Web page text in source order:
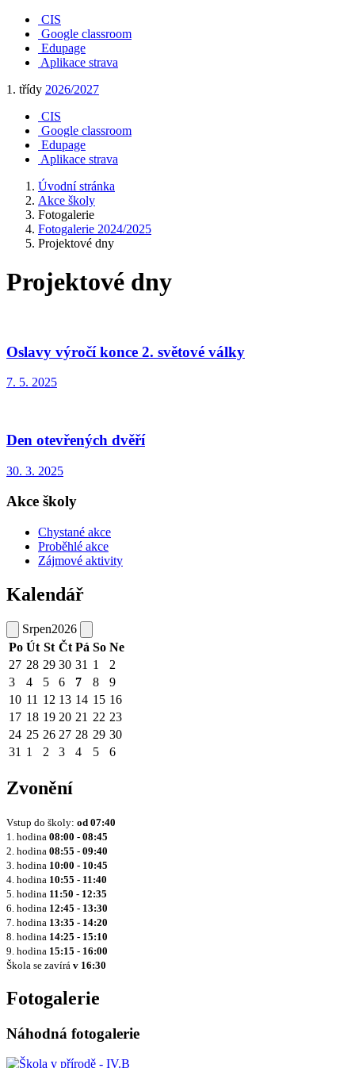
CIS
Google classroom
Edupage
Aplikace strava
1. třídy 2026/2027
CIS
Google classroom
Edupage
Aplikace strava
Úvodní stránka
Akce školy
Fotogalerie
Fotogalerie 2024/2025
Projektové dny
Projektové dny
Oslavy výročí konce 2. světové války
7. 5. 2025
Den otevřených dvěří
30. 3. 2025
Akce školy
Chystané akce
Proběhlé akce
Zájmové aktivity
Kalendář
Srpen2026
Po Út St Čt Pá So Ne
27 28 29 30 31 1
2
3
4 5 6 7 8
9
10 11 12 13 14 15 16
17 18 19 20 21 22 23
24 25 26 27 28 29 30
31 1 2 3 4 5 6
Zvonění
Vstup do školy: od 07:40
1. hodina 08:00 - 08:45
2. hodina 08:55 - 09:40
3. hodina 10:00 - 10:45
4. hodina 10:55 - 11:40
5. hodina 11:50 - 12:35
6. hodina 12:45 - 13:30
7. hodina 13:35 - 14:20
8. hodina 14:25 - 15:10
9. hodina 15:15 - 16:00
Škola se zavírá v 16:30
Fotogalerie
Náhodná fotogalerie